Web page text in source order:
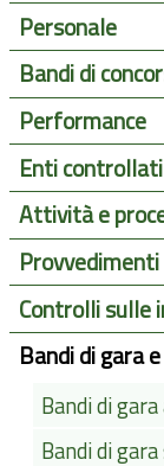
Personale
Bandi di
Performance
Enti controllati
Attività e
Provvedimenti
Controlli sulle
Bandi di gara
Bandi di
Bandi di